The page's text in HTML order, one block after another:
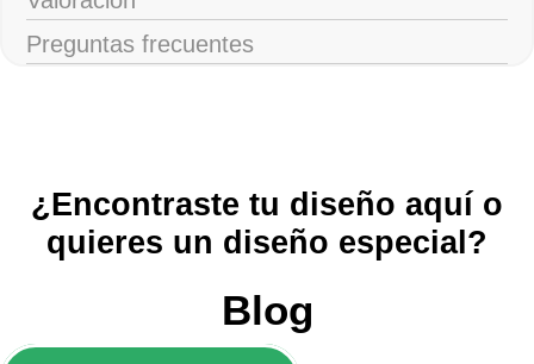
Preguntas frecuentes
¿Encontraste tu diseño aquí o
quieres un diseño especial?
Blog